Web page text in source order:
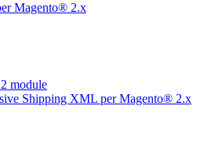
Magento® 2.x
Shipping XML per Magento® 2.x